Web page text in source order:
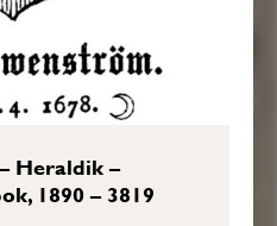
Heraldik –
1890 – 3819